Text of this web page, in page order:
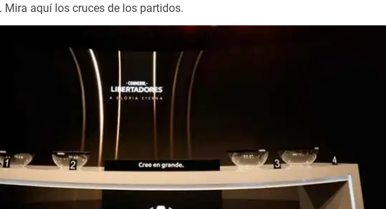
Mira aquí los cruces de los partidos.